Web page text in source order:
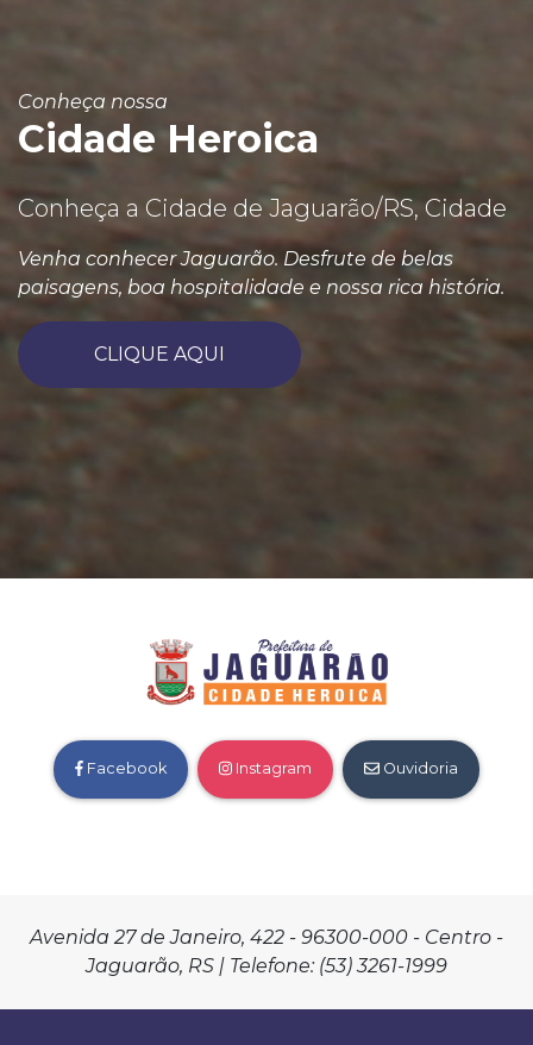
Conheça nossa
Cidade Heroica
Conheça a Cidade de Jaguarão/RS, Cidade
Venha conhecer Jaguarão. Desfrute de belas
paisagens, boa hospitalidade e nossa rica história.
CLIQUE AQUI
Facebook Instagram Ouvidoria
Avenida 27 de Janeiro, 422 - 96300-000 - Centro -
Jaguarão, RS | Telefone: (53) 3261-1999